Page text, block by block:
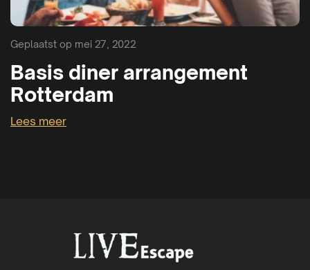
Geplaatst op mei 27, 2022
Basis diner arrangement
Rotterdam
Lees meer